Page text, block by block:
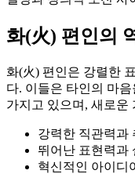
화(火) 편인의
화(火) 편인은 강렬한
다. 이들은 타인의 마
가지고 있으며, 새로운
강력한 직관력과
뛰어난 표현력과
혁신적인 아이디